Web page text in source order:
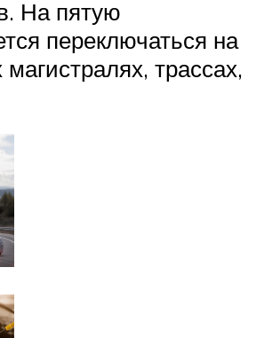
На пятую
переключаться на
трассах,